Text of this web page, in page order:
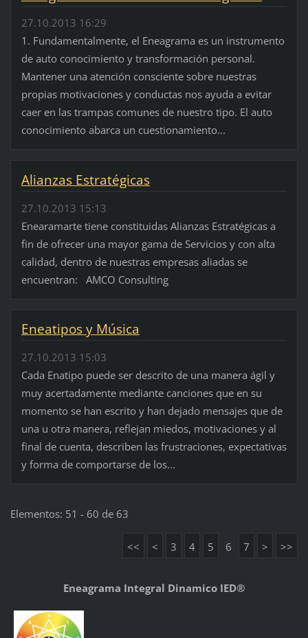
27.10.2013 16:29
1. Fundamentalmente, el Eneagrama es un instrumento
de auto conocimiento y transformación personal.
Mantener una atención consciente sobre nuestras
propias motivaciones y conductas nos ayuda a evitar
caer en las trampas comunes de nuestro tipo. El auto
conocimiento abarca un cuestionamiento...
Alianzas Estratégicas
27.10.2013 15:13
Enearamarte tiene constituidas Alianzas Estratégicas a
fin de ofrecer una mayor gama de Servicios y con alta
calidad, dentro de nuestras empresas aliadas se
encuentran: AMCO Consulting
Eneatipos y Música
27.10.2013 15:03
Cada Enatipo puede ser descrito de una manera ágil y
muy acertadamente mediante canciones que en su
momento se han escrito y han dejado mensajes que de
una u otra manera, reflejan miedos, motivaciones y al
final de cuenta, describen las frustraciones, expectativas
y forma de comportarse de los...
Elementos: 51 - 60 de 63
<< < 3 4 5 6 7 > >>
Eneagrama Integral Dinamico IED®